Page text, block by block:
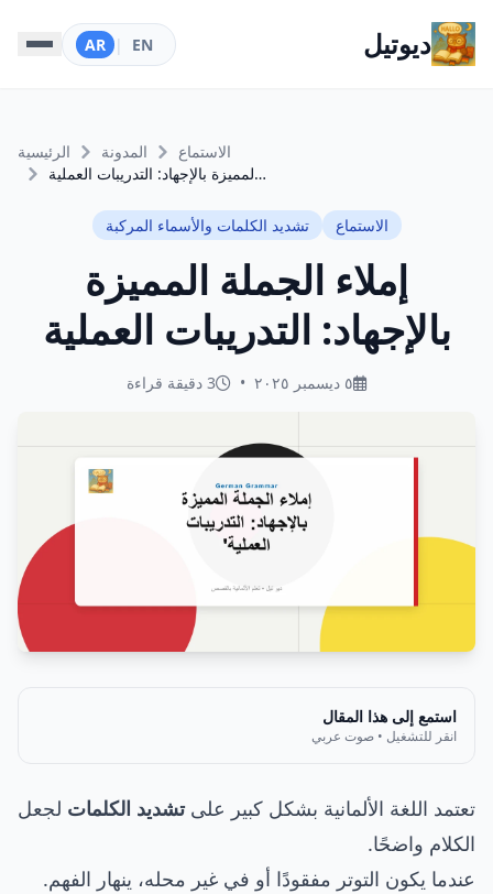
ديوتيل EN
|
AR
الرئيسية المدونة
الاستماع
إملاء الجملة المميزة بالإجهاد: التدريبات العملية
الاستماع تشديد الكلمات والأسماء المركبة
إملاء الجملة المميزة
بالإجهاد: التدريبات العملية
٥ ديسمبر ٢٠٢٥ • 3 دقيقة قراءة
استمع إلى هذا المقال
انقر للتشغيل • صوت عربي
تعتمد اللغة الألمانية بشكل كبير علىتشديد الكلمات لجعل
الكلام واضحًا.
عندما يكون التوتر مفقودًا أو في غير محله، ينهار الفهم.